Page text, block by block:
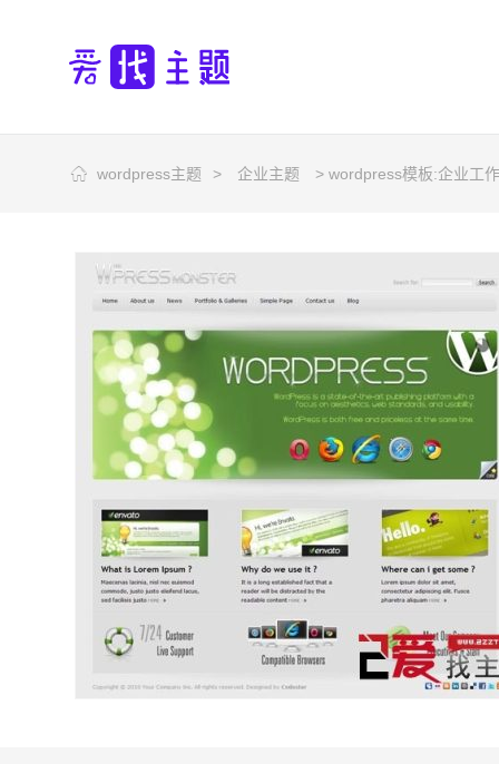
wordpress主题 > 企业主题 > wordpress模板:企业工